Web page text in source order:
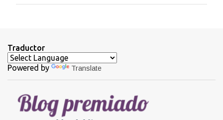
a
r
o
s
Traductor
Powered by Translate